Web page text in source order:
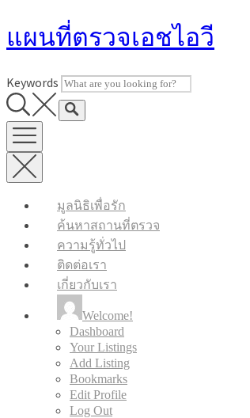
to
แผนที่ตรวจเอชไอวี
Keywords
มูลนิธิเพื่อรัก
ค้นหาสถานที่ตรวจ
ความรู้ทั่วไป
ติดต่อเรา
เกี่ยวกับเรา
Welcome!
Dashboard
Your Listings
Add Listing
Bookmarks
Edit Profile
Log Out